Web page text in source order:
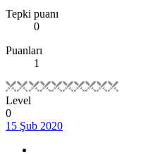
Tepki puanı
0
Puanları
1
Level
0
15 Şub 2020